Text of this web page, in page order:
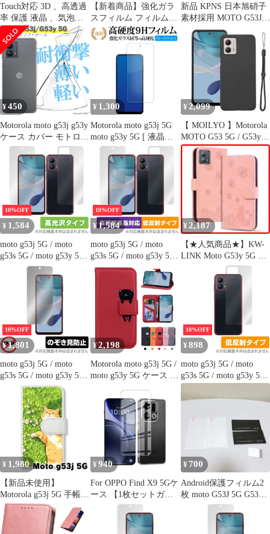
Touch対応 3D 、高透過
率 保護 液晶 、気泡ゼ
ロ 強化ガラス 、厚さ
0.26mm超薄型 motorola
カメラフィルム 、飛散
防止 + ガラスフィルム
、高感度 5G 、衝撃吸
収 5G g53y 、指紋防止
moto 、ラウンドエッジ
加工 moto
【新着商品】強化ガラ
スフィルム フィルム
5G 5G 全面吸着 5G 5G
5G 5G g53y g53y g53y
moto moto 高透過率、
硬度9H、3D moto moto
moto moto / / / g53j g53j
新品 KPNS 日本旭硝子
素材採用 MOTO G53J /
G53Y 5G 用の ガラスフ
ィルム (2枚) 貼りやす
い 9H 表面硬度 高精細
な鮮明度 飛散防止 保護
フィルム アンチバブル
ラウンドエッジ 耐傷性
強化ガラス 高感度タッ
チ 耐衝撃性 防指紋 液
¥450
Motorola moto g53j g53y
ケース カバー モトロー
ラg53y g53j シンプル
ケース 衝撃吸収 透明
クリア シリコン ソフト
ケース TPU 耐衝撃 保
¥ 1,300
Motorola moto g53j 5G
moto g53y 5G [ 液晶用 ]
液晶保護 フィルム 強化
ガラス と 同等の 高硬
度9H ブルーライトカッ
ト クリア光沢タイプ 改
¥ 2,099
【 MOILYO 】Motorola
MOTO G53 5G / G53y
5G /G53j 5G 専用 ケー
ス シリコン 耐衝撃 レ
ンズ保護 超軽量 マット
質感 モトローラ モト
g53 5G カバー 縄掛け
ケース 落下防止 落下防
止［指紋防止 滑り止め
薄
10%OFF
¥ 1,584
moto g53j 5G / moto
g53s 5G / moto g53y 5G
表面 背面 セット 保護
フィルム OverLay
Brilliant モトローラ ス
マホ用 指紋防止 高光沢
10%OFF
¥ 1,584
moto g53j 5G / moto
g53s 5G / moto g53y 5G
表面 背面 セット 保護
フィルム OverLay Plus
Lite 高精細液晶対応 ア
ンチグレア 反射防止
¥2,187
【★人気商品★】KW-
LINK Moto G53y 5G ケ
ース 手帳型 Moto G53j
5G ケース カバー かわ
いい 猫の後ろ姿 携帯カ
バー モトローラ モト
Motorola Moto G53j 5G
スマホケース 財
10%OFF
¥1,801
moto g53j 5G / moto
g53s 5G / moto g53y 5G
保護 フィルム OverLay
Secret モトローラ スマ
ホ用 プライバシーフィ
ルター 覗き見防止
¥2,198
Motorola moto g53j 5G /
moto g53y 5G ケース 手
ー 手作り 高級 PUレザ
ー 全面保護 モトローラ
Moto用 g53j g53Y ケー
ス 手帳型 カバー スマ
ホケース かわいい 動物
柄 モトg53J
10%OFF
¥ 898
moto g53j 5G / moto
g53s 5G / moto g53y 5G
背面 保護 フィルム
OverLay Plus モトロー
らさら手触り 低反射素
¥ 1,980
【新品未使用】
Motorola g53j 5G 手帳型
スマホ ケース(色:ホワ
イトｘ茶トラ猫と芝生)
茶トラ猫 イラスト 可愛
¥ 940
For OPPO Find X9 5Gケ
ース 【1枚セットガラ
スフィルム+1個ケース
TPU】液晶保護フィル
ム 採用 高透過率 薄型
¥ 700
Android保護フィルム2
枚 moto G53J 5G G53Y